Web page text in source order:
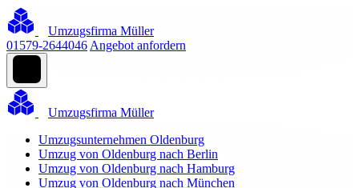
Umzugsfirma Müller
01579-2644046 Angebot anfordern
Umzugsfirma Müller
Umzugsunternehmen Oldenburg
Umzug von Oldenburg nach Berlin
Umzug von Oldenburg nach Hamburg
Umzug von Oldenburg nach München